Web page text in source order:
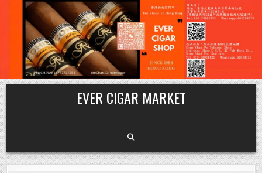
Skip
to
content
EVER CIGAR MARKET